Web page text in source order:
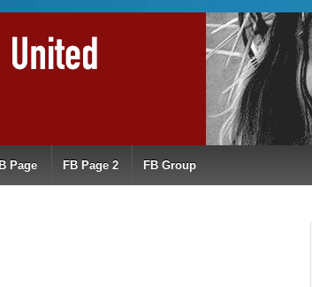
Page FB Page 2 FB Group